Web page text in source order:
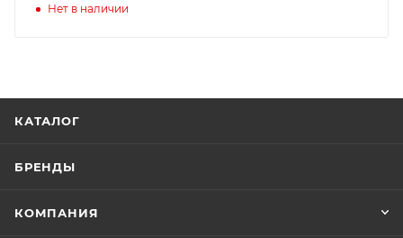
Нет в наличии
КАТАЛОГ
БРЕНДЫ
КОМПАНИЯ